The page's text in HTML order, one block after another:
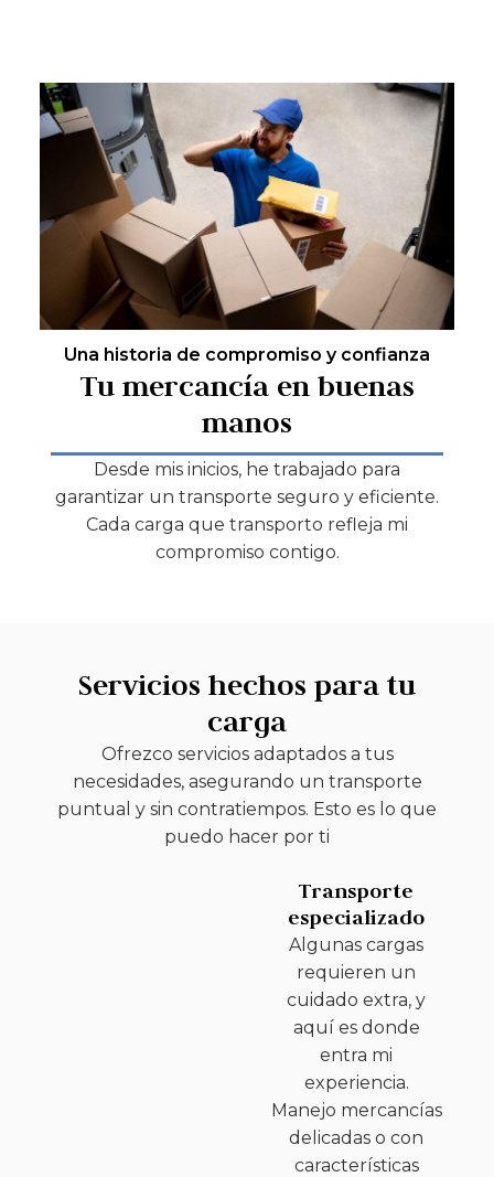
Una historia de compromiso y confianza
Tu mercancía en buenas
manos
Desde mis inicios, he trabajado para
garantizar un transporte seguro y eficiente.
Cada carga que transporto refleja mi
compromiso contigo.
Servicios hechos para tu
carga
Ofrezco servicios adaptados a tus
necesidades, asegurando un transporte
puntual y sin contratiempos. Esto es lo que
puedo hacer por ti
Transporte
especializado
Algunas cargas
requieren un
cuidado extra, y
aquí es donde
entra mi
experiencia.
Manejo mercancías
delicadas o con
características